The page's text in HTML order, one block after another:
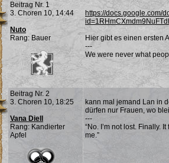
Beitrag Nr. 1
3. Choren 10, 14:44
Nuto
Rang: Bauer
https://docs.google.com/
Hier gibt es einen ersten
---
We were never what
Beitrag Nr. 2
3. Choren 10, 18:25
Vana Diell
Rang: Kandierter
Apfel
kann mal jemand Lan in
dürfen nur Frauen, wo
---
“No. I’m not lost. Finally.
me.”